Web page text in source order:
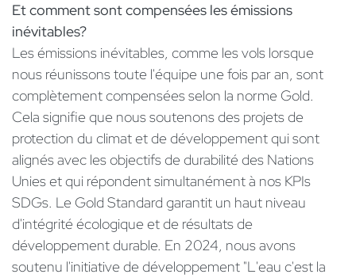
Et comment sont compensées les émissions
inévitables?
Les émissions inévitables, comme les vols lorsque
nous réunissons toute l'équipe une fois par an, sont
complètement compensées selon la norme Gold.
Cela signifie que nous soutenons des projets de
protection du climat et de développement qui sont
alignés avec les objectifs de durabilité des Nations
Unies et qui répondent simultanément à nos KPIs
SDGs. Le Gold Standard garantit un haut niveau
d'intégrité écologique et de résultats de
développement durable. En 2024, nous avons
soutenu l'initiative de développement "L'eau c'est la